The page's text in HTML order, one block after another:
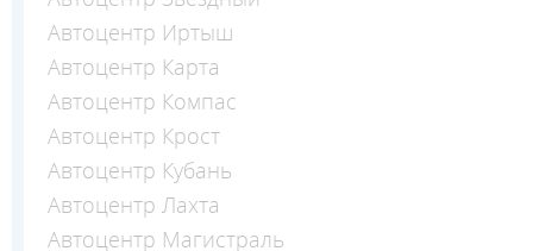
Автоцентр Иртыш
Автоцентр Карта
Автоцентр Компас
Автоцентр Крост
Автоцентр Кубань
Автоцентр Лахта
Автоцентр Магистраль